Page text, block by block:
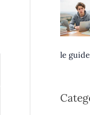
le